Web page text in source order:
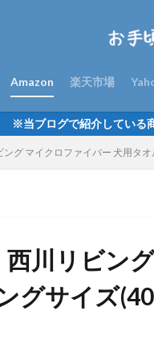
Amazon 楽天市場
※当ブログで紹介している
ング マイクロファイバー 犬用タ
西川リビン
グサイズ